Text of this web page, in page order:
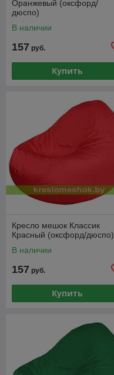
Оранжевый (оксфорд/
дюспо)
В наличии
157 руб.
Купить
Кресло мешок Классик
Красный (оксфорд/дюспо)
В наличии
157 руб.
Купить